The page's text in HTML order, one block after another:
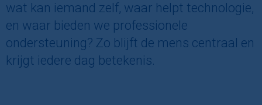
wat kan iemand zelf, waar helpt technologie,
en waar bieden we professionele
ondersteuning? Zo blijft de mens centraal en
krijgt iedere dag betekenis.